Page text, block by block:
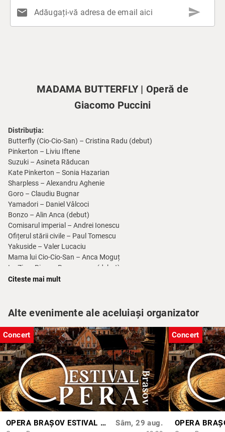
mail Adăugați-vă adresa de email aici send
MADAMA BUTTERFLY | Operă de
Giacomo Puccini
Distribuția:
Butterfly (Cio-Cio-San) – Cristina Radu (debut)
Pinkerton – Liviu Iftene
Suzuki – Asineta Răducan
Kate Pinkerton – Sonia Hazarian
Sharpless – Alexandru Aghenie
Goro – Claudiu Bugnar
Yamadori – Daniel Vâlcoci
Bonzo – Alin Anca (debut)
Comisarul imperial – Andrei Ionescu
Ofițerul stării civile – Paul Tomescu
Yakuside – Valer Lucaciu
Mama lui Cio-Cio-San – Anca Moguț
La Zia – Bianca Brașoveanu (debut)
La Cugina – Mădălina Lucaciu
Orchestra și Corul Operei Brașov
Dirijor:Mircea Holiartoc
Regia artistică:Anda Tabacaru
Scenografia:Rodica Garștea
Dirijor cor:Dragoș Cohal
Mișcarea scenică:Nermina Damian
Asistent mișcare scenică:Cristina Rotundu
Regie scenă:Marilena Aldea, Alina Nistor
Durata:2 h 45 min / Pauze: 2
Citeste mai mult
Alte evenimente ale aceluiași organizator
Concert
OPERA BRAȘOV ESTIVAL – ROMANCE & CINEMA - CONCERT Sâm, 29 aug.
Concert